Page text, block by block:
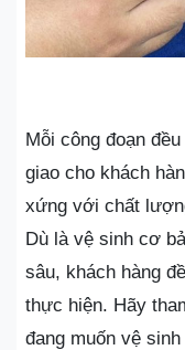
Mỗi công đoạn
giao cho khách
xứng với chất
Dù là vệ sinh cơ
sâu, khách hàng
thực hiện. Hãy
đang muốn vệ